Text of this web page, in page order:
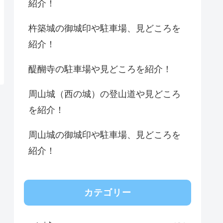
紹介！
杵築城の御城印や駐車場、見どころを
紹介！
醍醐寺の駐車場や見どころを紹介！
周山城（西の城）の登山道や見どころ
を紹介！
周山城の御城印や駐車場、見どころを
紹介！
カテゴリー